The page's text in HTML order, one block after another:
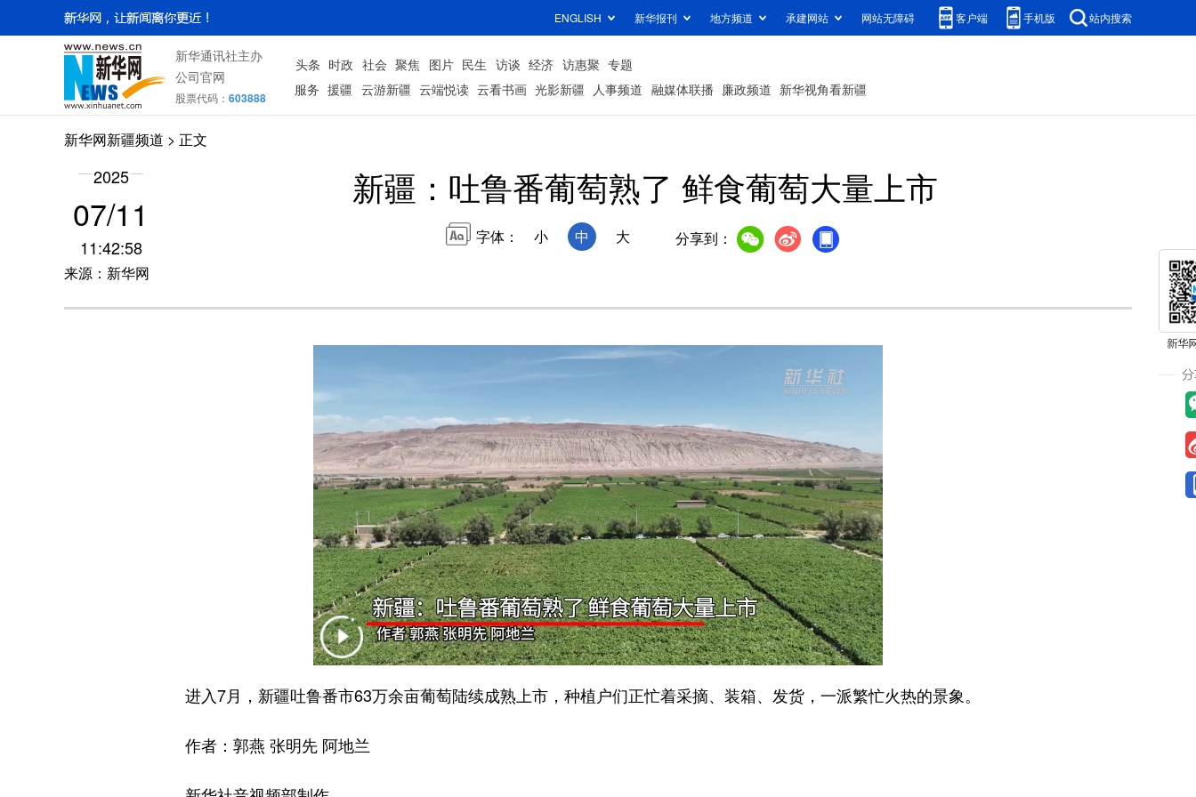
ENGLISH 新华报刊 地方频道 承建网站 网站无障碍 客户端 手机版 站内搜索
新华通讯社主办
公司官网
股票代码： 603888
头条 时政 社会 聚焦 图片 民生 访谈 经济 访惠聚 专题
服务 援疆 云游新疆 云端悦读 云看书画 光影新疆 人事频道 融媒体联播 廉政频道 新华视角看新疆
新华网新疆频道 > 正文
2025
07/11
11:42:58
来源：新华网
新疆：吐鲁番葡萄熟了 鲜食葡萄大量上市
字体： 小 中 大 分享到：
进入7月，新疆吐鲁番市63万余亩葡萄陆续成熟上市，种植户们正忙着采摘、装箱、发货，一派繁忙火热的景象。
作者：郭燕 张明先 阿地兰